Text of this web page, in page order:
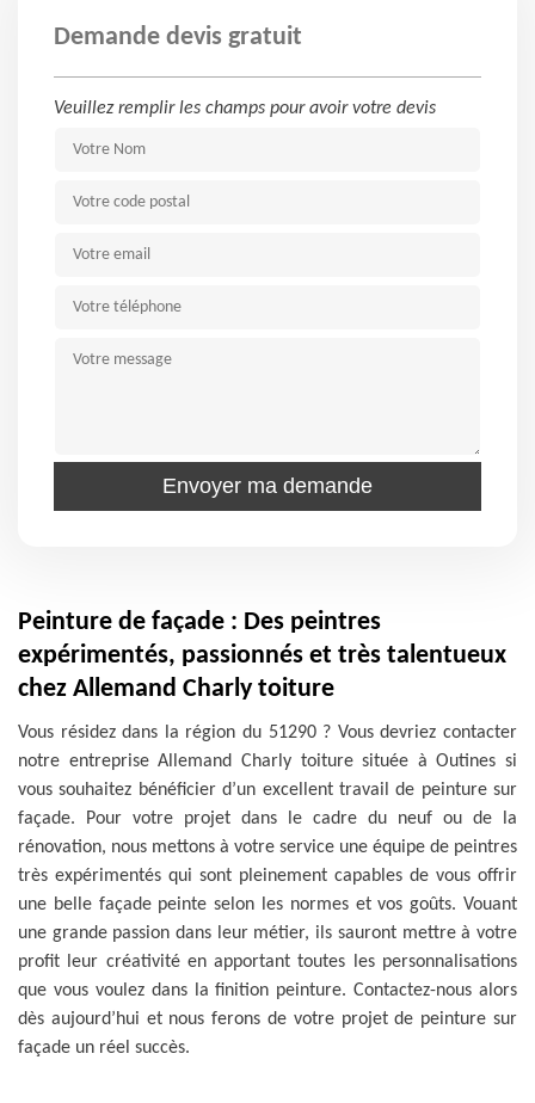
Demande devis gratuit
Veuillez remplir les champs pour avoir votre devis
Peinture de façade : Des peintres
expérimentés, passionnés et très talentueux
chez Allemand Charly toiture
Vous résidez dans la région du 51290 ? Vous devriez contacter
notre entreprise Allemand Charly toiture située à Outines si
vous souhaitez bénéficier d’un excellent travail de peinture sur
façade. Pour votre projet dans le cadre du neuf ou de la
rénovation, nous mettons à votre service une équipe de peintres
très expérimentés qui sont pleinement capables de vous offrir
une belle façade peinte selon les normes et vos goûts. Vouant
une grande passion dans leur métier, ils sauront mettre à votre
profit leur créativité en apportant toutes les personnalisations
que vous voulez dans la finition peinture. Contactez-nous alors
dès aujourd’hui et nous ferons de votre projet de peinture sur
façade un réel succès.